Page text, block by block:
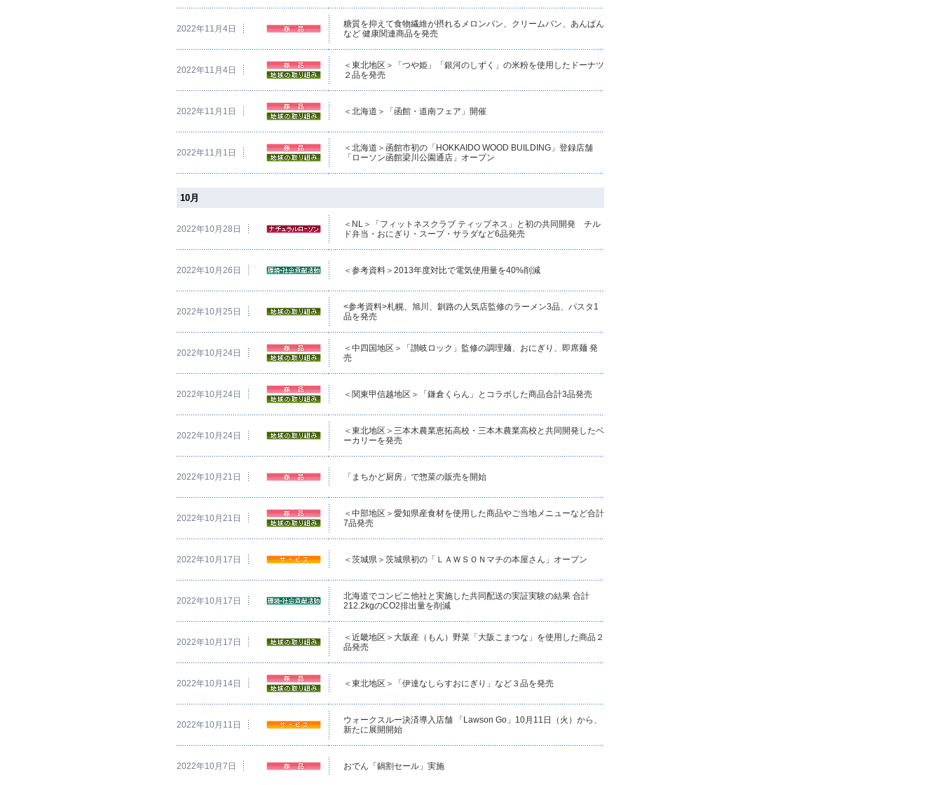
2022年11月4日
糖質を抑えて食物繊維が摂れるメロンパン、クリームパン、あんぱん
など 健康関連商品を発売
2022年11月4日
＜東北地区＞「つや姫」「銀河のしずく」の米粉を使用したドーナツ
２品を発売
2022年11月1日 ＜北海道＞「函館・道南フェア」開催
2022年11月1日
＜北海道＞函館市初の「HOKKAIDO WOOD BUILDING」登録店舗
「ローソン函館梁川公園通店」オープン
10月
2022年10月28日
＜NL＞「フィットネスクラブ ティップネス」と初の共同開発 チル
ド弁当・おにぎり・スープ・サラダなど6品発売
2022年10月26日 ＜参考資料＞2013年度対比で電気使用量を40%削減
2022年10月25日
<参考資料>札幌、旭川、釧路の人気店監修のラーメン3品、パスタ1
品を発売
2022年10月24日
＜中四国地区＞「讃岐ロック」監修の調理麺、おにぎり、即席麺 発
売
2022年10月24日 ＜関東甲信越地区＞「鎌倉くらん」とコラボした商品合計3品発売
2022年10月24日
＜東北地区＞三本木農業恵拓高校・三本木農業高校と共同開発したベ
ーカリーを発売
2022年10月21日 「まちかど厨房」で惣菜の販売を開始
2022年10月21日
＜中部地区＞愛知県産食材を使用した商品やご当地メニューなど合計
7品発売
2022年10月17日 ＜茨城県＞茨城県初の「ＬＡＷＳＯＮマチの本屋さん」オープン
2022年10月17日
北海道でコンビニ他社と実施した共同配送の実証実験の結果 合計
212.2kgのCO2排出量を削減
2022年10月17日
＜近畿地区＞大阪産（もん）野菜「大阪こまつな」を使用した商品２
品発売
2022年10月14日 ＜東北地区＞「伊達なしらすおにぎり」など３品を発売
2022年10月11日
ウォークスルー決済導入店舗 「Lawson Go」10月11日（火）から、
新たに展開開始
2022年10月7日 おでん「鍋割セール」実施